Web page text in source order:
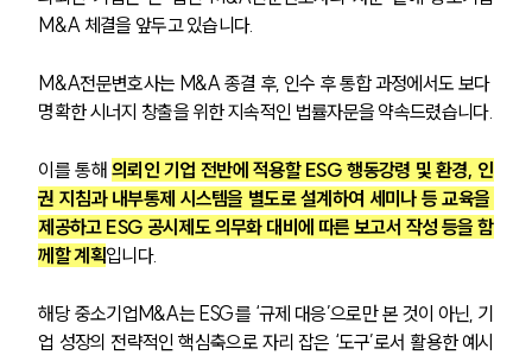
센터소개
센터소개
대륜의 강점
오시는 길
글로벌 파트너 로펌
AI대륜
M&A 체결을 앞두고 있습니다.
M&A전문변호사는 M&A 종결 후, 인수 후 통합 과정에서도 보다
명확한 시너지 창출을 위한 지속적인 법률자문을 약속드렸습니다.
이를 통해 의뢰인 기업 전반에 적용할 ESG 행동강령 및 환경, 인
권 지침과 내부통제 시스템을 별도로 설계하여 세미나 등 교육을
제공하고 ESG 공시제도 의무화 대비에 따른 보고서 작성 등을 함
께할 계획입니다.
해당 중소기업M&A는 ESG를 ‘규제 대응’으로만 본 것이 아닌, 기
업 성장의 전략적인 핵심축으로 자리 잡은 ‘도구’로서 활용한 예시